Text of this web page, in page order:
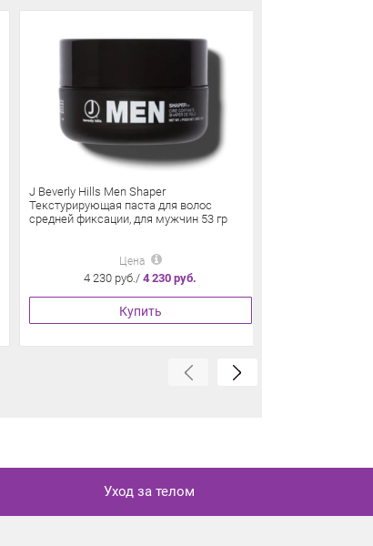
J Beverly Hills Men Shaper
Текстурирующая паста для волос
средней фиксации, для мужчин 53 гр
Цена
4 230 руб./4 230 руб.
Купить
Уход за телом